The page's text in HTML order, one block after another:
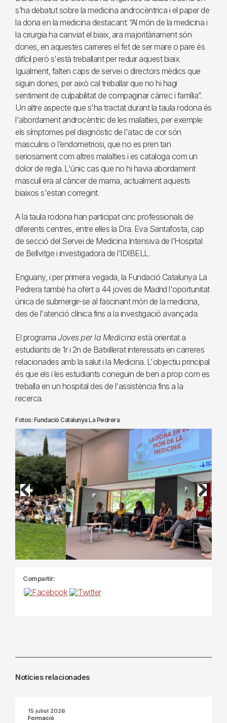
s’ha debatut sobre la medicina androcèntrica i el paper de
la dona en la medicina destacant: “Al món de la medicina i
la cirurgia ha canviat el biaix, ara majoritàriament són
dones, en aquestes carreres el fet de ser mare o pare és
difícil però s'està treballant per reduir aquest biaix.
Igualment, falten caps de servei o directors mèdics que
siguin dones, per això cal treballar que no hi hagi
sentiment de culpabilitat de compaginar càrrec i família”.
Un altre aspecte que s'ha tractat durant la taula rodona és
l'abordament androcèntric de les malalties, per exemple
els símptomes pel diagnòstic de l'atac de cor són
masculins o l’endometriosi, que no es pren tan
seriosament com altres malalties i es cataloga com un
dolor de regla. L'únic cas que no hi havia abordament
masculí era al càncer de mama, actualment aquests
biaixos s'estan corregint.
A la taula rodona han participat cinc professionals de
diferents centres, entre elles la Dra. Eva Santafosta, cap
de secció del Servei de Medicina Intensiva de l’Hospital
de Bellvitge i investigadora de l’IDIBELL.
Enguany, i per primera vegada, la Fundació Catalunya La
Pedrera també ha ofert a 44 joves de Madrid l'oportunitat
única de submergir-se al fascinant món de la medicina,
des de l'atenció clínica fins a la investigació avançada.
El programa Joves per la Medicina està orientat a
estudiants de 1r i 2n de Batxillerat interessats en carreres
relacionades amb la salut i la Medicina. L'objectiu principal
és que els i les estudiants coneguin de ben a prop com es
treballa en un hospital des de l'assistència fins a la
recerca.
Fotos: Fundació Catalunya La Pedrera
Previous Next
Compartir:
Notícies relacionades
15 juliol 2026
Formació